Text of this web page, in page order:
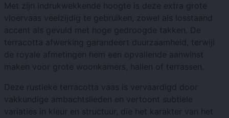
Met zijn indrukwekkende hoogte is deze extra grote
vloervaas veelzijdig te gebruiken, zowel als losstaand
accent als gevuld met hoge gedroogde takken. De
terracotta afwerking garandeert duurzaamheid, terwijl
de royale afmetingen hem een ​​opvallende aanwinst
maken voor grote woonkamers, hallen of terrassen.
Deze rustieke terracotta vaas is vervaardigd door
vakkundige ambachtslieden en vertoont subtiele
variaties in kleur en structuur, die het karakter van het